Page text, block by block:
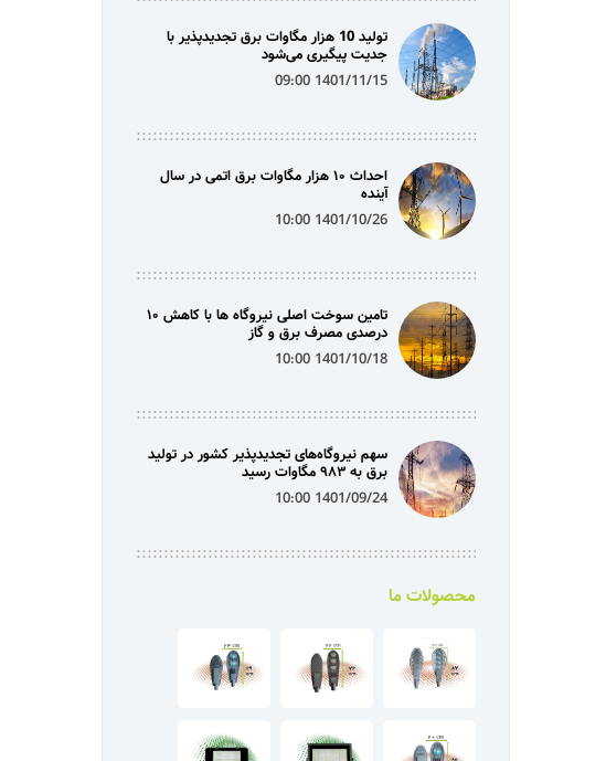
تولید 10 هزار مگاوات برق تجدیدپذیر با
جدیت پیگیری می‌شود
1401/11/15 09:00
احداث ۱۰ هزار مگاوات برق اتمی در سال
آینده
1401/10/26 10:00
تامین سوخت اصلی نیروگاه ها با کاهش ۱۰
درصدی مصرف برق و گاز
1401/10/18 10:00
سهم نیروگاه‌های تجدیدپذیر کشور در تولید
برق به ۹۸۳ مگاوات رسید
1401/09/24 10:00
محصولات ما